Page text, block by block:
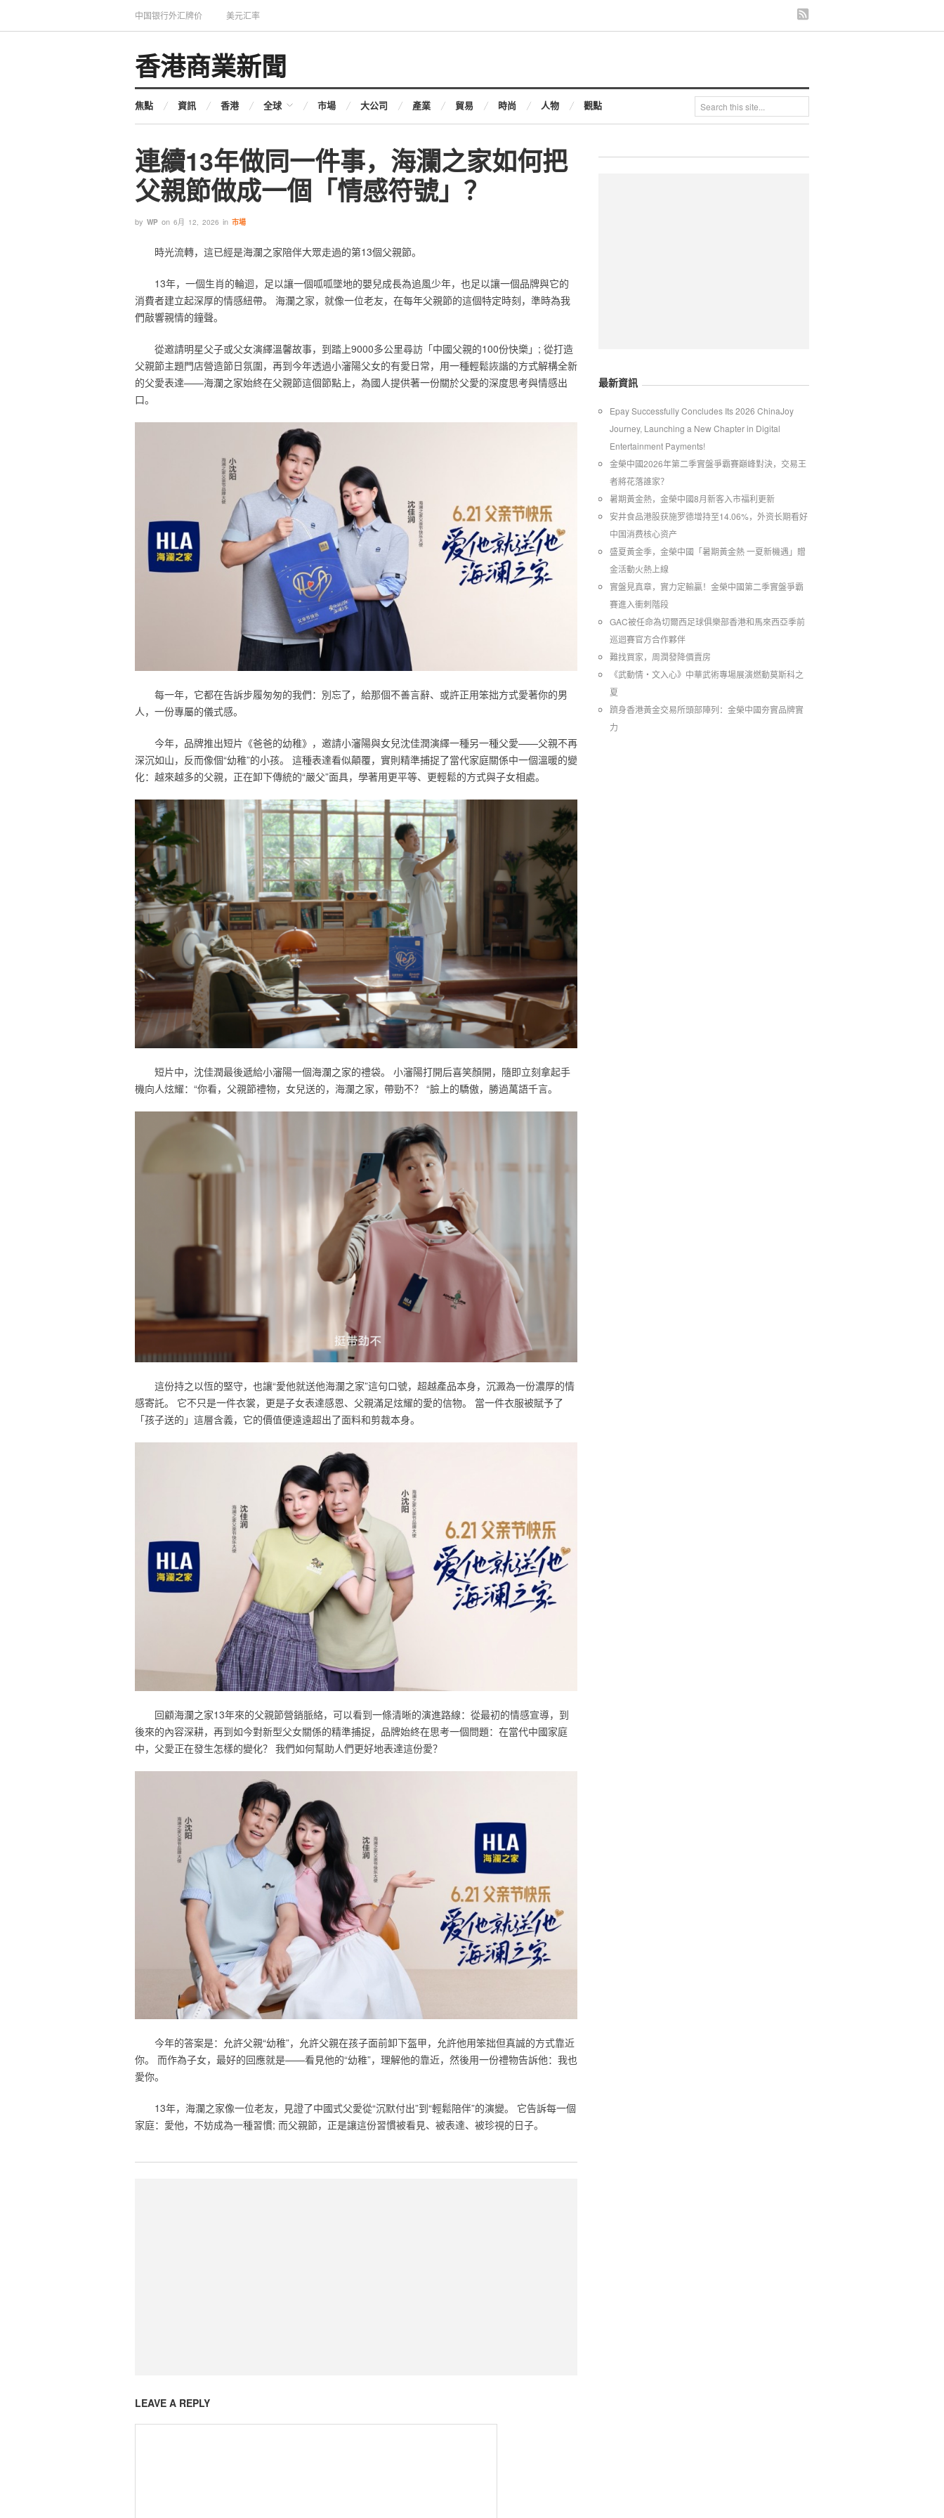
中国银行外汇牌价 美元汇率
香港商業新聞
焦點 資訊 香港 全球 市場 大公司 產業 貿易 時尚 人物 觀點
連續13年做同一件事，海瀾之家如何把
父親節做成一個「情感符號」？
by WP on 6月 12, 2026 in 市場
時光流轉，這已經是海瀾之家陪伴大眾走過的第13個父親節。
13年，一個生肖的輪迴，足以讓一個呱呱墜地的嬰兒成長為追風少年，也足以讓一個品牌與它的
消費者建立起深厚的情感紐帶。 海瀾之家，就像一位老友，在每年父親節的這個特定時刻，準時為我
們敲響親情的鐘聲。
從邀請明星父子或父女演繹溫馨故事，到踏上9000多公里尋訪「中國父親的100份快樂」; 從打造
父親節主題門店營造節日氛圍，再到今年透過小瀋陽父女的有愛日常，用一種輕鬆詼諧的方式解構全新
的父愛表達——海瀾之家始終在父親節這個節點上，為國人提供著一份關於父愛的深度思考與情感出
口。
每一年，它都在告訴步履匆匆的我們：別忘了，給那個不善言辭、或許正用笨拙方式愛著你的男
人，一份專屬的儀式感。
今年，品牌推出短片《爸爸的幼稚》，邀請小瀋陽與女兒沈佳潤演繹一種另一種父愛——父親不再
深沉如山，反而像個“幼稚”的小孩。 這種表達看似顛覆，實則精準捕捉了當代家庭關係中一個溫暖的變
化：越來越多的父親，正在卸下傳統的“嚴父”面具，學著用更平等、更輕鬆的方式與子女相處。
短片中，沈佳潤最後遞給小瀋陽一個海瀾之家的禮袋。 小瀋陽打開后喜笑顏開，隨即立刻拿起手
機向人炫耀：“你看，父親節禮物，女兒送的，海瀾之家，帶勁不？ “臉上的驕傲，勝過萬語千言。
這份持之以恆的堅守，也讓“愛他就送他海瀾之家”這句口號，超越產品本身，沉澱為一份濃厚的情
感寄託。 它不只是一件衣裳，更是子女表達感恩、父親滿足炫耀的愛的信物。 當一件衣服被賦予了
「孩子送的」這層含義，它的價值便遠遠超出了面料和剪裁本身。
回顧海瀾之家13年來的父親節營銷脈絡，可以看到一條清晰的演進路線：從最初的情感宣導，到
後來的內容深耕，再到如今對新型父女關係的精準捕捉，品牌始終在思考一個問題：在當代中國家庭
中，父愛正在發生怎樣的變化？ 我們如何幫助人們更好地表達這份愛？
今年的答案是：允許父親“幼稚”，允許父親在孩子面前卸下盔甲，允許他用笨拙但真誠的方式靠近
你。 而作為子女，最好的回應就是——看見他的“幼稚”，理解他的靠近，然後用一份禮物告訴他：我也
愛你。
13年，海瀾之家像一位老友，見證了中國式父愛從“沉默付出”到“輕鬆陪伴”的演變。 它告訴每一個
家庭：愛他，不妨成為一種習慣; 而父親節，正是讓這份習慣被看見、被表達、被珍視的日子。
LEAVE A REPLY
最新資訊
Epay Successfully Concludes Its 2026 ChinaJoy
Journey, Launching a New Chapter in Digital
Entertainment Payments!
金榮中國2026年第二季實盤爭霸賽巔峰對決，交易王
者將花落誰家？
暑期黃金熱，金榮中國8月新客入市福利更新
安井食品港股获施罗德增持至14.06%，外资长期看好
中国消费核心资产
​盛夏黃金季，金榮中國「暑期黃金熱 一夏新機遇」贈
金活動火熱上線
實盤見真章，實力定輸贏！金榮中國第二季實盤爭霸
賽進入衝刺階段
GAC被任命為切爾西足球俱樂部香港和馬來西亞季前
巡迴賽官方合作夥伴
難找買家，周潤發降價賣房
《武動情・文入心》中華武術專場展演燃動莫斯科之
夏
躋身香港黃金交易所頭部陣列：金榮中國夯實品牌實
力